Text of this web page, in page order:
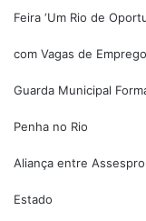
Feira ‘Um Rio de
com Vagas de
Guarda Municipal
Penha no Rio
Aliança entre
Estado